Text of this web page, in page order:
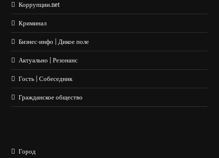
Коррупции.net
Криминал
Бизнес-инфо | Дикое поле
Актуально | Резонанс
Гость | Собеседник
Гражданское общество
Город